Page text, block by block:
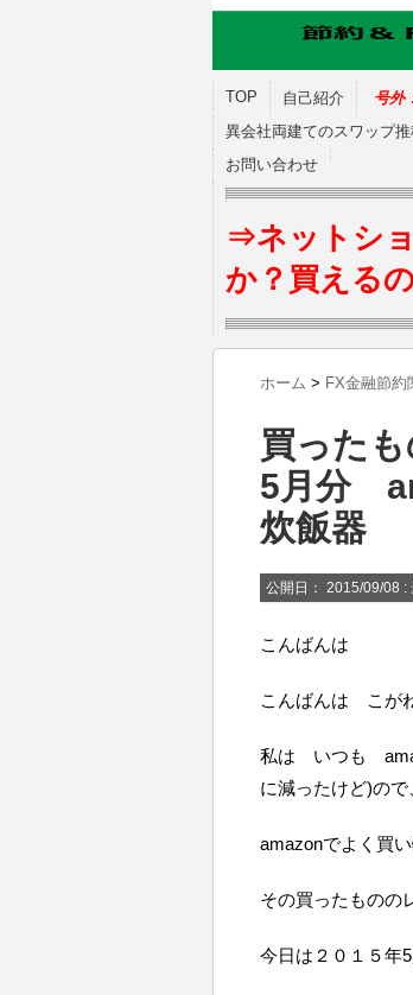
TOP 自己紹介 号外
異会社両建てのスワップ
お問い合わせ
⇒ネットシ
か？買える
ホーム > FX金融節約
買った
5月分
炊飯器
公開日： 2015/09/08 :
こんばんは
こんばんは こ
私は いつも
に減ったけど)ので
amazonでよく買い
その買ったものの
今日は２０１５年5